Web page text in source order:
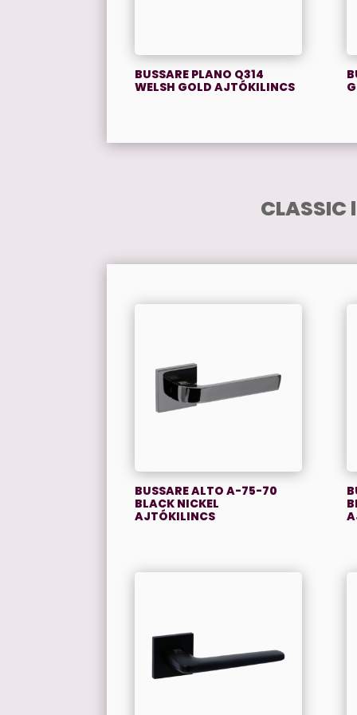
BUSSARE PLANO Q314
WELSH GOLD AJTÓKILINCS
BUSSARE ALTO A-75-70
BLACK NICKEL
AJTÓKILINCS